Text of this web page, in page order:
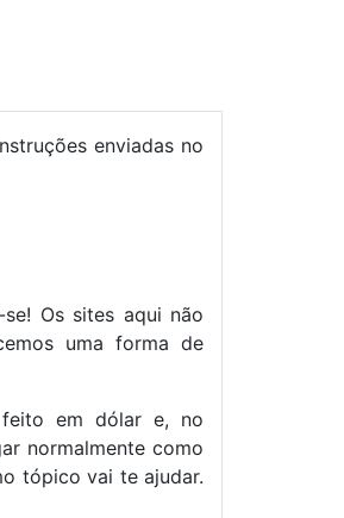
enviadas no
Os sites aqui não
uma forma de
em dólar e, no
normalmente como
tópico vai te ajudar.